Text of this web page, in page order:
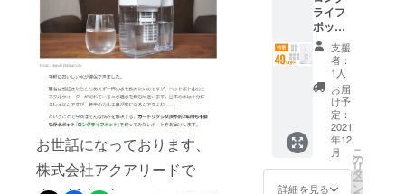
お待ちください。ご検討中
の方もそうでない方も、ぜ
ひ一度ページをご覧いただ
けますと幸いです。なにか
ご質問、ご不明点などござ
いましたら、お問い合わせ
よりどうぞお気軽におたず
お世話になっております、
株式会社アクアリードで
HP等で
一般販
売を予
定。 ※
税込
み、送
料込の
価格と
なりま
す。
ライフ
ポット
×1 交換
カート
リッジ
×5 一般
販売予
定価格
36,190
（税・
送料込
み）の
支援
者：
1人
お届
け予
定：
2021
年12
月
詳細を見る
こ
の
リ
タ
ー
ン